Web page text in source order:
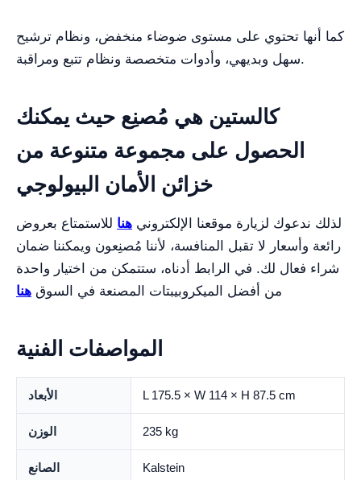
كما أنها تحتوي على مستوى ضوضاء منخفض، ونظام ترشيح
سهل وبديهي، وأدوات متخصصة ونظام تتبع ومراقبة.
كالستين هي مُصنِع حيث يمكنك
الحصول على مجموعة متنوعة من
خزائن الأمان البيولوجي
لذلك ندعوك لزيارة موقعنا الإلكتروني هنا للاستمتاع بعروض
رائعة وأسعار لا تقبل المنافسة، لأننا مُصنِعون ويمكننا ضمان
شراء فعال لك. في الرابط أدناه، ستتمكن من اختيار واحدة
من أفضل الميكروبيبتات المصنعة في السوق هنا
المواصفات الفنية
الأبعاد L 175.5 × W 114 × H 87.5 cm
الوزن 235 kg
الصانع Kalstein